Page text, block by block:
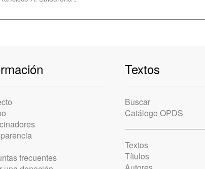
frecuentes
Textos
Buscar
Catálogo OPDS
Textos
Títulos